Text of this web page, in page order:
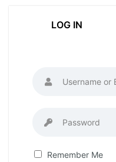
LOG IN
Remember Me